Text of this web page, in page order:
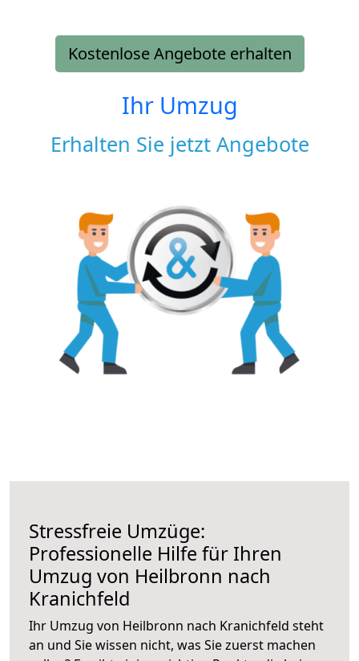
Kostenlose Angebote erhalten
Ihr Umzug
Erhalten Sie jetzt Angebote
Stressfreie Umzüge:
Professionelle Hilfe für Ihren
Umzug von Heilbronn nach
Kranichfeld
Ihr Umzug von Heilbronn nach Kranichfeld steht
an und Sie wissen nicht, was Sie zuerst machen